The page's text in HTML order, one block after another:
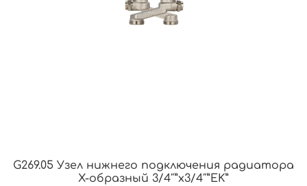
G269.05 Узел нижнего подключения радиатора
Х-образный 3/4″”х3/4″”EK”